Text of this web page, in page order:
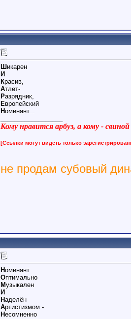
Шикарен
И
Красив,
Атлет-
Разрядник,
Европейский
Номинант...
Кому нравится арбуз, а кому -
[Ссылки могут видеть только
не продам субовый
Номинант
Оптимально
Музыкален
И
Наделён
Артистизмом -
Несомненно